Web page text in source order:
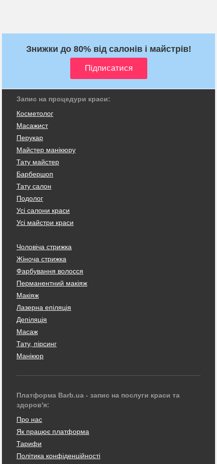
Знижки до 80% від салонів і майстрів!
Запис на процедури краси:
Косметолог
Масажист
Перукар
Майстер манікюру
Тату майстер
Барбершоп
Тату салон
Подолог
Усі салони краси
Усі майстри краси
Чоловіча стрижка
Жіноча стрижка
Фарбування волосся
Перманентний макіяж
Макіяж
Лазерна епіляція
Депіляція
Масаж
Тату, пірсинг
Манікюр
Платформа Barb.ua - запис на послуги краси та
здоров'я:
Про нас
Як працює платформа
Тарифи
Політика конфіденційності